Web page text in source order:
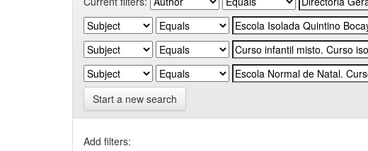
Start a new search
Add filters: